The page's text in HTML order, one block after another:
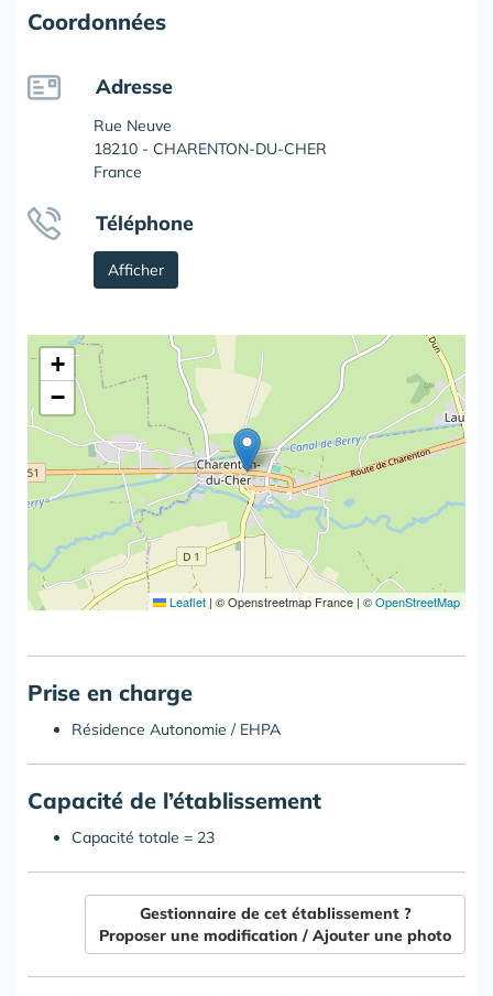
Coordonnées
Adresse
Rue Neuve
18210 - CHARENTON-DU-CHER
France
Téléphone
Afficher
+
−
Leaflet | © Openstreetmap France | ©OpenStreetMap
Prise en charge
Résidence Autonomie / EHPA
Capacité de l’établissement
Capacité totale = 23
Gestionnaire de cet établissement ?
Proposer une modification / Ajouter une photo